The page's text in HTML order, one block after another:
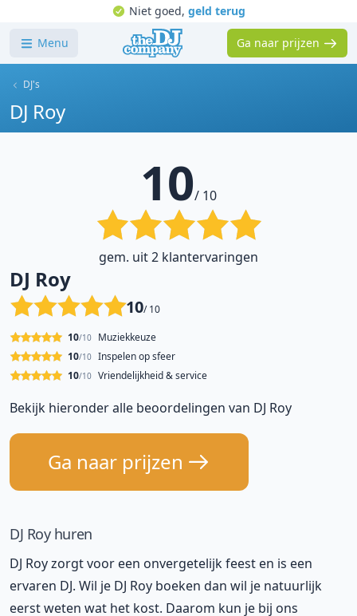
Niet goed, geld terug
Menu Ga naar prijzen
DJ's
DJ Roy
10/ 10
gem. uit 2 klantervaringen
DJ Roy
10/ 10
Muziekkeuze
10/10
Inspelen op sfeer
10/10
Vriendelijkheid & service
10/10
Bekijk hieronder alle beoordelingen van DJ Roy
Ga naar prijzen
DJ Roy huren
DJ Roy zorgt voor een onvergetelijk feest en is een
ervaren DJ. Wil je DJ Roy boeken dan wil je natuurlijk
eerst weten wat het kost. Daarom kun je bij ons